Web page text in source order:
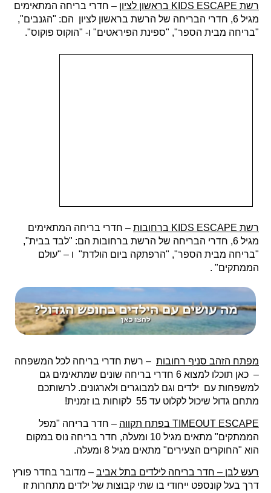
רשת KIDS ESCAPE בראשון לציון
– חדרי בריחה המתאימים
מגיל 6, חדרי הבריחה של הרשת בראשון לציון הם: "הגנבים",
"בריחה מבית הספר", "ספינת הפיראטים" ו- "הוקוס פוקוס".
רשת KIDS ESCAPE ברחובות
– חדרי בריחה המתאימים
מגיל 6, חדרי הבריחה של הרשת ברחובות הם: "לבד בבית",
"בריחה מבית הספר", "הרפתקה ביום הולדת" ו – "עולם
הממתקים" .
מפתח הזהב סניף רחובות – רשת חדרי בריחה לכל המשפחה
– כאן תוכלו למצוא 6 חדרי בריחה שונים שמתאימים גם
למשפחות עם ילדים וגם למבוגרים ולארגונים. לרשותכם
מתחם גדול שיכול לקלוט עד 55 לקוחות בו זמנית!
TIMEOUT ESCAPE בפתח תקווה
– חדר בריחה "מפל
הממתקים" מתאים מגיל 10 ומעלה, חדר בריחה נוס במקום
הוא "החוקרים הצעירים" מתאים מגיל 8 ומעלה.
רעש לבן – חדר בריחה לילדים בתל אביב – מדובר בחדר פורץ
דרך בעל קונספט ייחודי בו שתי קבוצות של ילדים מתחרות זו